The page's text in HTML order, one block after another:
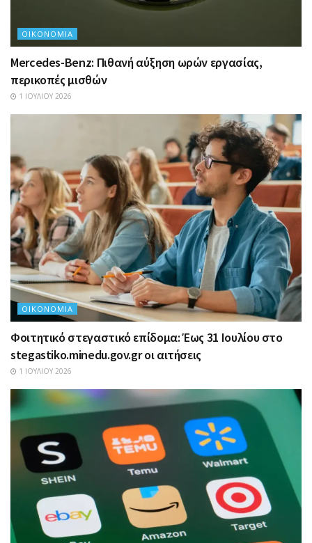
ΟΙΚΟΝΟΜΊΑ
Mercedes-Benz: Πιθανή αύξηση ωρών εργασίας,
περικοπές μισθών
1 ΙΟΥΛΊΟΥ 2026
ΟΙΚΟΝΟΜΊΑ
Φοιτητικό στεγαστικό επίδομα: Έως 31 Ιουλίου στο
stegastiko.minedu.gov.gr οι αιτήσεις
1 ΙΟΥΛΊΟΥ 2026